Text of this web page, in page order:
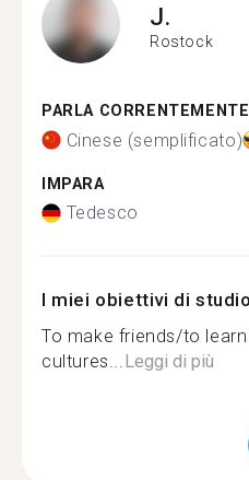
J.
Rostock
PARLA CORRENTEMENTE
Cinese (semplificato)
IMPARA
Tedesco
I miei obiettivi di studio
To make friends/to
cultures...Leggi di più